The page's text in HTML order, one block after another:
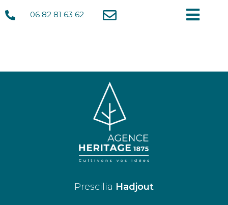
06 82 81 63 62
Prescilia Hadjout